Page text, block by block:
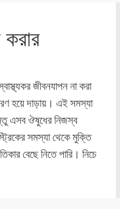
জীবনযাপন না করা
হয়ে দাড়ায়। এই সমস্যা
এসব ঔষুধের নিজস্ব
সমস্যা থেকে মুক্তি
বেছে নিতে পারি। নিচে